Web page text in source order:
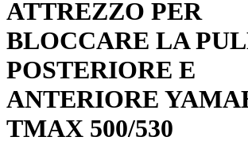
ATTREZZO PER
BLOCCARE LA
POSTERIORE E
ANTERIORE
TMAX 500/530